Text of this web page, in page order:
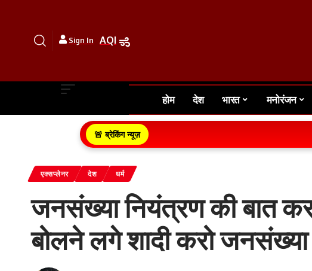
Sign In AQI
होम देश भारत मनोरंजन
🚨 ब्रेकिंग न्यूज़
एक्सप्लेनर देश धर्म
जनसंख्या नियंत्रण की बात
बोलने लगे शादी करो